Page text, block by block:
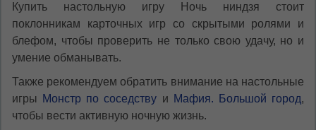
Купить настольную игру Ночь ниндзя стоит
поклонникам карточных игр со скрытыми ролями и
блефом, чтобы проверить не только свою удачу, но и
умение обманывать.
Также рекомендуем обратить внимание на настольные
игры Монстр по соседству и Мафия. Большой город,
чтобы вести активную ночную жизнь.